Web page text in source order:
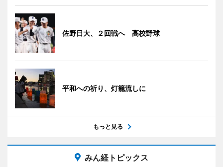
佐野日大、２回戦へ 高校野球
平和への祈り、灯籠流しに
もっと見る
みん経トピックス